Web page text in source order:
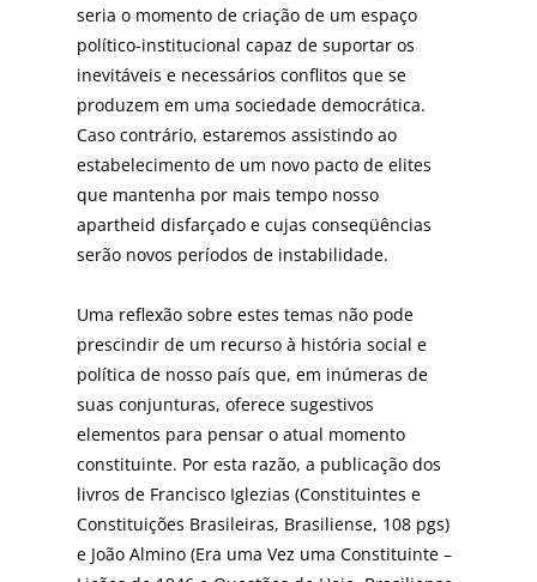
seria o momento de criação de um espaço
político-institucional capaz de suportar os
inevitáveis e necessários conflitos que se
produzem em uma sociedade democrática.
Caso contrário, estaremos assistindo ao
estabelecimento de um novo pacto de elites
que mantenha por mais tempo nosso
apartheid disfarçado e cujas conseqüências
serão novos períodos de instabilidade.
Uma reflexão sobre estes temas não pode
prescindir de um recurso à história social e
política de nosso país que, em inúmeras de
suas conjunturas, oferece sugestivos
elementos para pensar o atual momento
constituinte. Por esta razão, a publicação dos
livros de Francisco Iglezias (Constituintes e
Constituições Brasileiras, Brasiliense, 108 pgs)
e João Almino (Era uma Vez uma Constituinte –